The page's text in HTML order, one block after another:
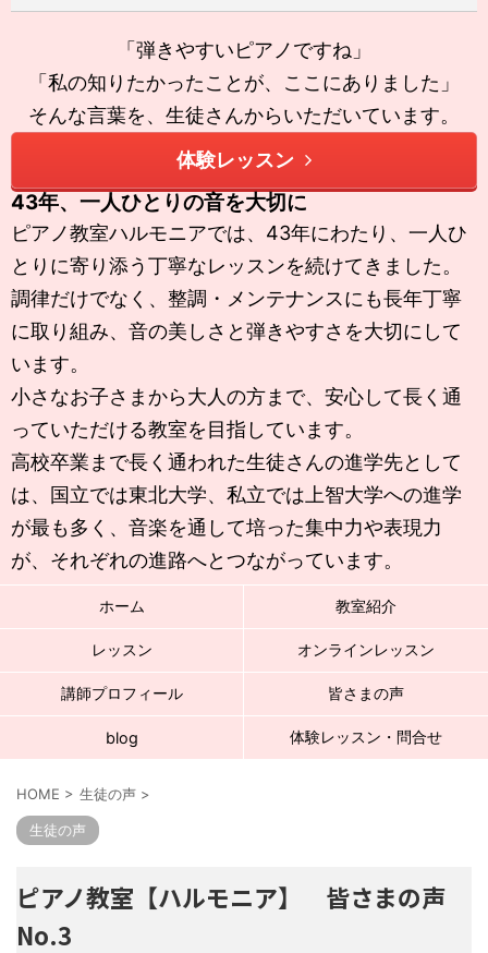
「弾きやすいピアノですね」
「私の知りたかったことが、ここにありました」
そんな言葉を、生徒さんからいただいています。
体験レッスン
43年、一人ひとりの音を大切に
ピアノ教室ハルモニアでは、43年にわたり、一人ひ
とりに寄り添う丁寧なレッスンを続けてきました。
調律だけでなく、整調・メンテナンスにも長年丁寧
に取り組み、音の美しさと弾きやすさを大切にして
います。
小さなお子さまから大人の方まで、安心して長く通
っていただける教室を目指しています。
高校卒業まで長く通われた生徒さんの進学先として
は、国立では東北大学、私立では上智大学への進学
が最も多く、音楽を通して培った集中力や表現力
が、それぞれの進路へとつながっています。
ホーム 教室紹介
レッスン オンラインレッスン
講師プロフィール 皆さまの声
blog 体験レッスン・問合せ
HOME > 生徒の声 >
生徒の声
ピアノ教室【ハルモニア】 皆さまの声
No.3